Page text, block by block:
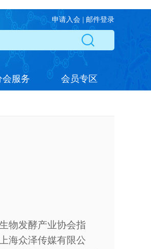
申请入会 邮件登录
会服务 会员专区
物发酵产业协会指
海众泽传媒有限公